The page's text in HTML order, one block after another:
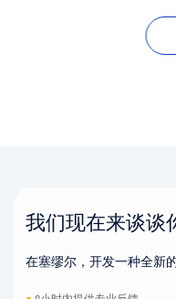
我们现在来谈谈
在塞缪尔，开发一种全新